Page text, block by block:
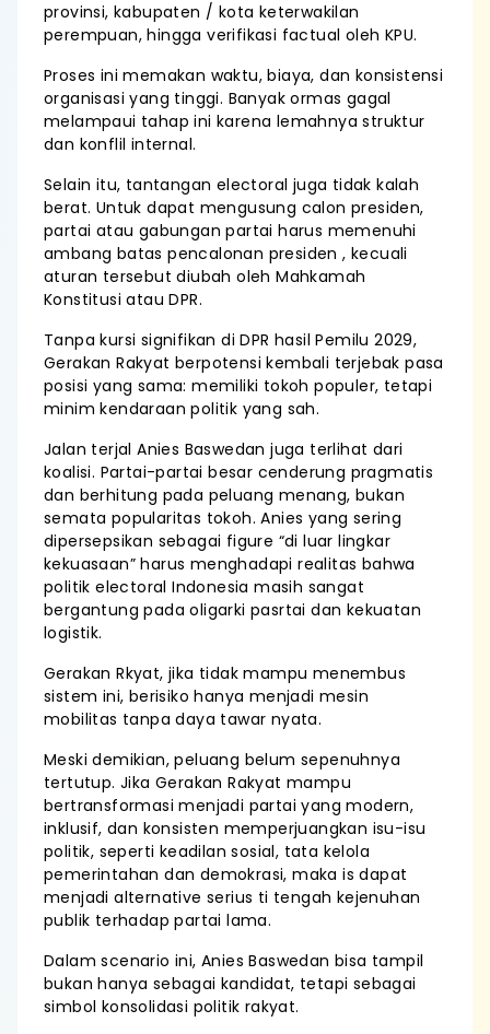
provinsi, kabupaten / kota keterwakilan
perempuan, hingga verifikasi factual oleh KPU.
Proses ini memakan waktu, biaya, dan konsistensi
organisasi yang tinggi. Banyak ormas gagal
melampaui tahap ini karena lemahnya struktur
dan konflil internal.
Selain itu, tantangan electoral juga tidak kalah
berat. Untuk dapat mengusung calon presiden,
partai atau gabungan partai harus memenuhi
ambang batas pencalonan presiden , kecuali
aturan tersebut diubah oleh Mahkamah
Konstitusi atau DPR.
Tanpa kursi signifikan di DPR hasil Pemilu 2029,
Gerakan Rakyat berpotensi kembali terjebak pasa
posisi yang sama: memiliki tokoh populer, tetapi
minim kendaraan politik yang sah.
Jalan terjal Anies Baswedan juga terlihat dari
koalisi. Partai-partai besar cenderung pragmatis
dan berhitung pada peluang menang, bukan
semata popularitas tokoh. Anies yang sering
dipersepsikan sebagai figure “di luar lingkar
kekuasaan” harus menghadapi realitas bahwa
politik electoral Indonesia masih sangat
bergantung pada oligarki pasrtai dan kekuatan
logistik.
Gerakan Rkyat, jika tidak mampu menembus
sistem ini, berisiko hanya menjadi mesin
mobilitas tanpa daya tawar nyata.
Meski demikian, peluang belum sepenuhnya
tertutup. Jika Gerakan Rakyat mampu
bertransformasi menjadi partai yang modern,
inklusif, dan konsisten memperjuangkan isu-isu
politik, seperti keadilan sosial, tata kelola
pemerintahan dan demokrasi, maka is dapat
menjadi alternative serius ti tengah kejenuhan
publik terhadap partai lama.
Dalam scenario ini, Anies Baswedan bisa tampil
bukan hanya sebagai kandidat, tetapi sebagai
simbol konsolidasi politik rakyat.